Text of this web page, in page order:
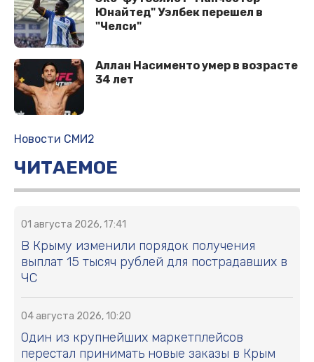
Юнайтед" Уэлбек перешел в
"Челси"
Аллан Насименто умер в возрасте
34 лет
Новости СМИ2
ЧИТАЕМОЕ
01 августа 2026, 17:41
В Крыму изменили порядок получения
выплат 15 тысяч рублей для пострадавших в
ЧС
04 августа 2026, 10:20
Один из крупнейших маркетплейсов
перестал принимать новые заказы в Крым